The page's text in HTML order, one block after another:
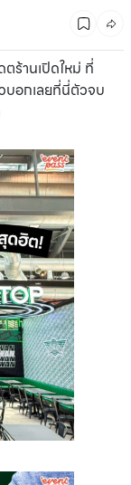
ร้านเปิดใหม่ ที่
บอกเลยที่นี่ตัวจบ